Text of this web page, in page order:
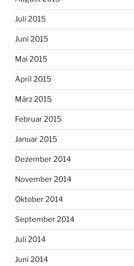
Juli 2015
Juni 2015
Mai 2015
April 2015
März 2015
Februar 2015
Januar 2015
Dezember 2014
November 2014
Oktober 2014
September 2014
Juli 2014
Juni 2014